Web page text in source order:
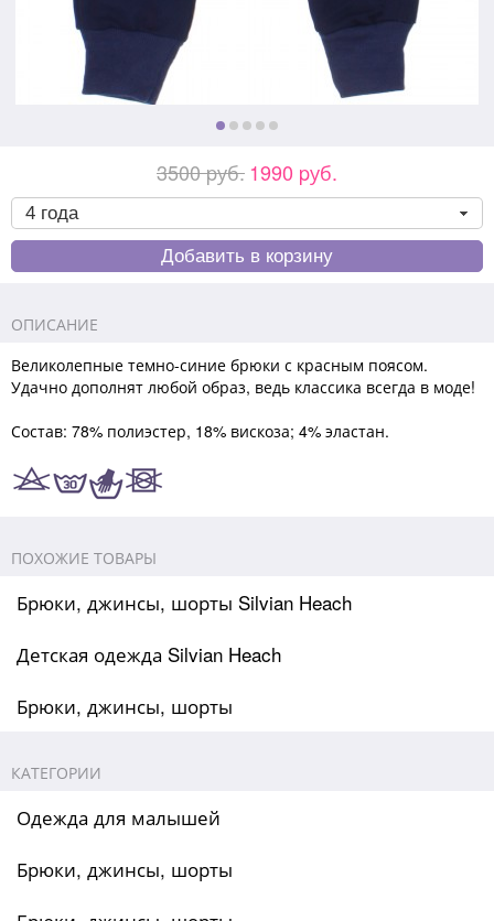
3500 pуб.1990 pуб.
ОПИСАНИЕ
Великолепные темно-синие брюки с красным поясом.
Удачно дополнят любой образ, ведь классика всегда в моде!
Состав: 78% полиэстер, 18% вискоза; 4% эластан.
ПОХОЖИЕ ТОВАРЫ
Брюки, джинсы, шорты Silvian Heach
Детская одежда Silvian Heach
Брюки, джинсы, шорты
КАТЕГОРИИ
Одежда для малышей
Брюки, джинсы, шорты